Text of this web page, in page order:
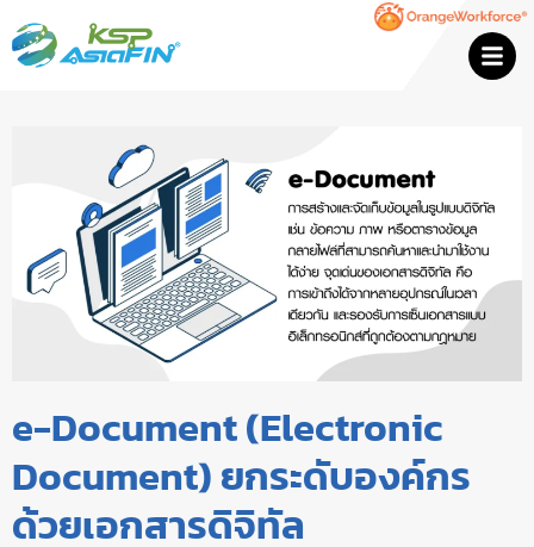
e-Document (Electronic
Document) ยกระดับองค์กร
ด้วยเอกสารดิจิทัล